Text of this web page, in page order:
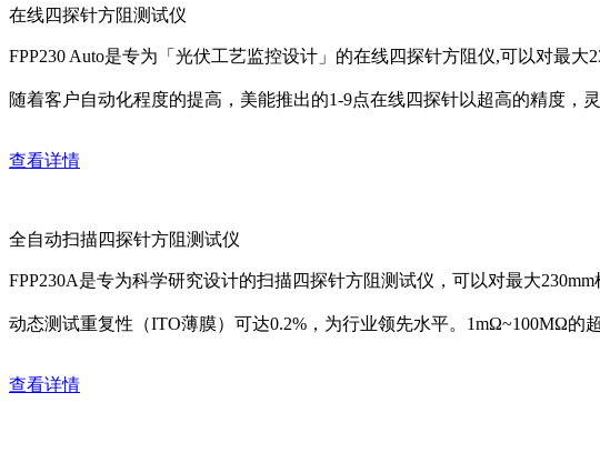
在线四探针方阻测试仪
FPP230 Auto是专为「光伏工艺监控设计」的在线四探针方阻仪,可以对最
随着客户自动化程度的提高，美能推出的1-9点在线四探针以超高的精度，
查看详情
全自动扫描四探针方阻测试仪
FPP230A是专为科学研究设计的扫描四探针方阻测试仪，可以对最大
动态测试重复性（ITO薄膜）可达0.2%，为行业领先水平。1mΩ~100MΩ的
查看详情